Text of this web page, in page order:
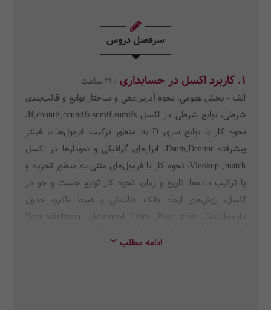
سرفصل دروس
1. کاربرد اکسل در حسابداری / 21 ساعت
الف - بخش عمومی: نحوه آدرس‌دهی و ساختار توابع و قالب‌بندی
شرطی، توابع شرطی در اکسل If,countif,countifs.sumif.sumifs،
نحوه کار با توابع سری D به منظور ترکیب فرمول‌ها با فیلتر
پیشرفته Dsum,Dcount، ابزارهای گرافیکی و نمودارها در اکسل
Vlookup ,match، نحوه کار با فرمول‌های متنی به منظور تجزیه و
یا ترکیب داده‌ها، تاریخ و زمان، نحوه کار توابع جست و جو در
اکسل، روش‌های ایجاد بانک اطلاعاتی و ضبط ماکرو، جدول
داده‌ها.Data validation، ,Advanced Filter ,Pivot table ,Goal
حسابداری از جمله: لیست حقوق و دستمزد، محاسبات بیمه و
ادامه مطلب